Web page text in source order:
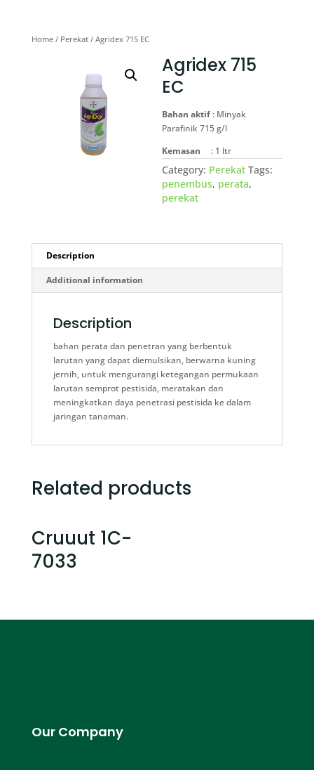
Home/ Perekat/ Agridex 715 EC
Agridex 715
EC
Bahan aktif : Minyak
Parafinik 715 g/l
Kemasan : 1 ltr
Category: Perekat Tags:
penembus, perata,
perekat
Description
Additional information
Description
bahan perata dan penetran yang berbentuk
larutan yang dapat diemulsikan, berwarna kuning
jernih, untuk mengurangi ketegangan permukaan
larutan semprot pestisida, meratakan dan
meningkatkan daya penetrasi pestisida ke dalam
jaringan tanaman.
Related products
Cruuut 1C-
7033
Our Company